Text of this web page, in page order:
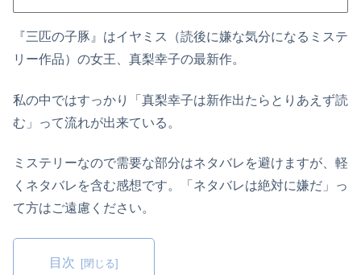
『三匹の子豚』はイヤミス（読後に嫌な気分になるミステ
リー作品）の女王、真梨幸子の最新作。
私の中ではすっかり「真梨幸子は新作出たらとりあえず読
む」って流れが出来ている。
ミステリーなので需要な部分はネタバレを避けますが、軽
くネタバレを含む感想です。「ネタバレは絶対に嫌だ」っ
て方はご遠慮ください。
目次